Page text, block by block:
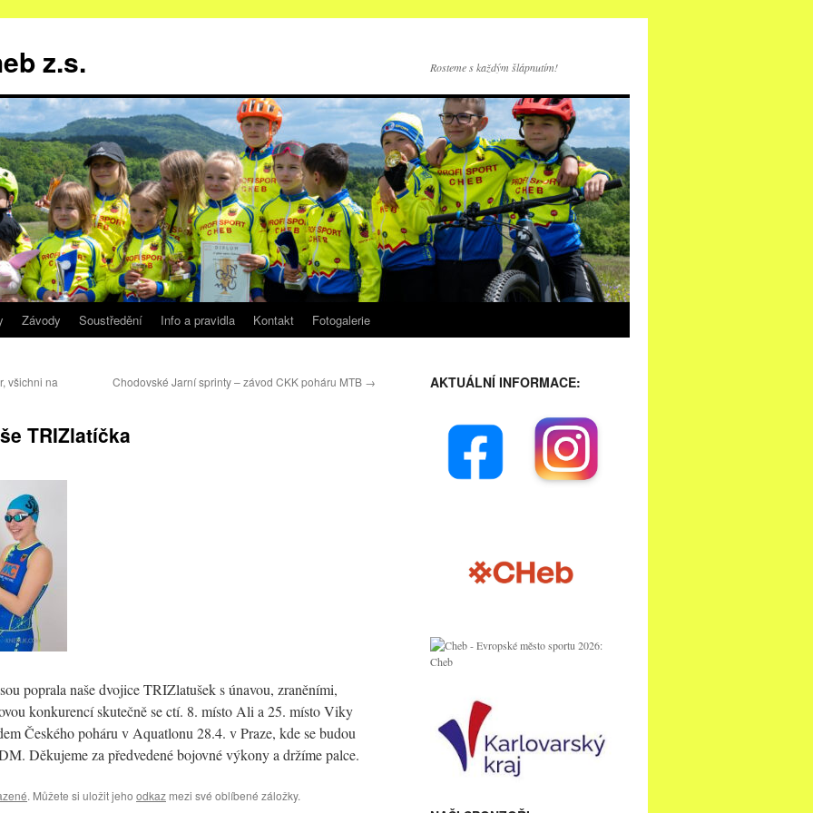
z.s. Rosteme s každým šlápnutím!
Závody Soustředění Info a pravidla Kontakt Fotogalerie
všichni na
Chodovské Jarní sprinty – závod CKK poháru MTB →
TRIZlatíčka
poprala naše dvojice TRIZlatušek s únavou, zraněními,
konkurencí skutečně se ctí. 8. místo Ali a 25. místo Viky
Českého poháru v Aquatlonu 28.4. v Praze, kde se budou
Děkujeme za předvedené bojovné výkony a držíme palce.
. Můžete si uložit jeho odkaz mezi své oblíbené záložky.
AKTUÁLNÍ INFORMACE: